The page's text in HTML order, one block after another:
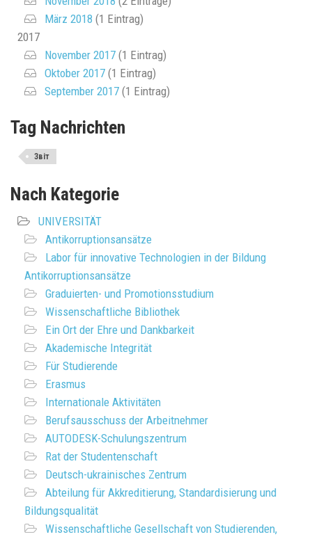
März 2018 (1 Eintrag)
2017
November 2017 (1 Eintrag)
Oktober 2017 (1 Eintrag)
September 2017 (1 Eintrag)
Tag Nachrichten
Звіт
Nach Kategorie
UNIVERSITÄT
Antikorruptionsansätze
Labor für innovative Technologien in der Bildung
Antikorruptionsansätze
Graduierten- und Promotionsstudium
Wissenschaftliche Bibliothek
Ein Ort der Ehre und Dankbarkeit
Akademische Integrität
Für Studierende
Erasmus
Internationale Aktivitäten
Berufsausschuss der Arbeitnehmer
AUTODESK-Schulungszentrum
Rat der Studentenschaft
Deutsch-ukrainisches Zentrum
Abteilung für Akkreditierung, Standardisierung und
Bildungsqualität
Wissenschaftliche Gesellschaft von Studierenden,